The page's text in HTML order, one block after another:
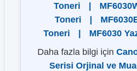
Toneri
Toneri
Toneri
MF6030
Daha fazla bilgi için
Serisi Orjinal ve